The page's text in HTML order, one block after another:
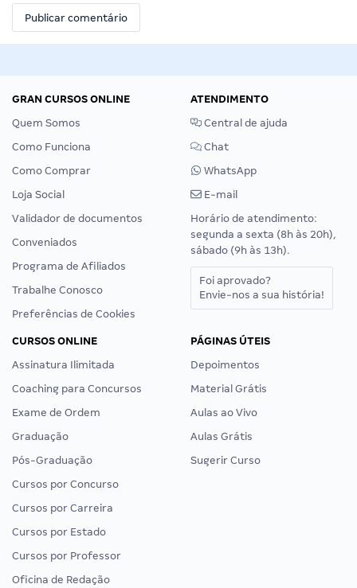
GRAN CURSOS ONLINE
Quem Somos
Como Funciona
Como Comprar
Loja Social
Validador de documentos
Conveniados
Programa de Afiliados
Trabalhe Conosco
Preferências de Cookies
ATENDIMENTO
Central de ajuda
Chat
WhatsApp
E-mail
Horário de atendimento:
segunda a sexta (8h às 20h),
sábado (9h às 13h).
Foi aprovado?
Envie-nos a sua história!
CURSOS ONLINE
Assinatura Ilimitada
Coaching para Concursos
Exame de Ordem
Graduação
Pós-Graduação
Cursos por Concurso
Cursos por Carreira
Cursos por Estado
Cursos por Professor
Oficina de Redação
PÁGINAS ÚTEIS
Depoimentos
Material Grátis
Aulas ao Vivo
Aulas Grátis
Sugerir Curso